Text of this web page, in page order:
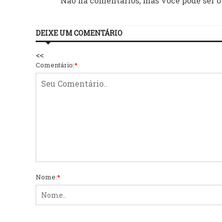
DEIXE UM COMENTÁRIO
<<
Comentário:*
Nome:*